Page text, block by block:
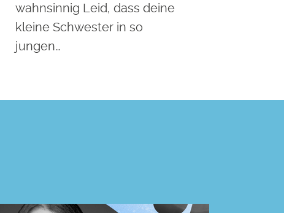
wahnsinnig Leid, dass deine
kleine Schwester in so
jungen…